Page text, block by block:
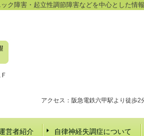
ク障害・起立性調節障害などを中心とした情
アクセス：阪急電鉄六甲駅より徒歩2
営者紹介 自律神経失調症について